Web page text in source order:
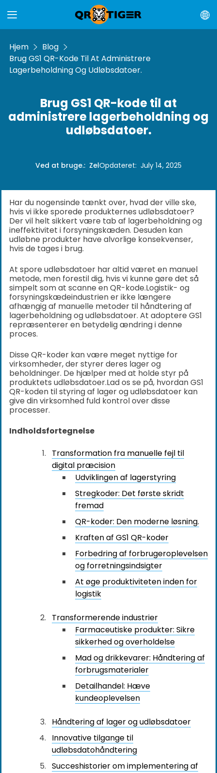
Hjem
Blog
Brug GS1 QR-Kode Til At Administrere
Lagerbeholdning Og Udløbsdatoer.
Brug GS1 QR-kode til at
administrere lagerbeholdning og
udløbsdatoer.
Ved at bruge.: ZelOpdateret: July 14, 2025
Har du nogensinde tænkt over, hvad der ville ske,
hvis vi ikke sporede produkternes udløbsdatoer?
Der vil helt sikkert være tab af lagerbeholdning og
ineffektivitet i forsyningskæden. Desuden kan
udløbne produkter have alvorlige konsekvenser,
hvis de tages i brug.
At spore udløbsdatoer har altid været en manuel
metode, men forestil dig, hvis vi kunne gøre det så
simpelt som at scanne en QR-kode.Logistik- og
forsyningskædeindustrien er ikke længere
afhængig af manuelle metoder til håndtering af
lagerbeholdning og udløbsdatoer. At adoptere GS1
repræsenterer en betydelig ændring i denne
proces.
Disse QR-koder kan være meget nyttige for
virksomheder, der styrer deres lager og
beholdninger. De hjælper med at holde styr på
produktets udløbsdatoer.Lad os se på, hvordan GS1
QR-koden til styring af lager og udløbsdatoer kan
give din virksomhed fuld kontrol over disse
processer.
Indholdsfortegnelse
Transformation fra manuelle fejl til
digital præcision
Udviklingen af lagerstyring
Stregkoder: Det første skridt
fremad
QR-koder: Den moderne løsning.
Kraften af GS1 QR-koder
Forbedring af forbrugeroplevelsen
og forretningsindsigter
At øge produktiviteten inden for
logistik
Transformerende industrier
Farmaceutiske produkter: Sikre
sikkerhed og overholdelse
Mad og drikkevarer: Håndtering af
forbrugsmaterialer
Detailhandel: Hæve
kundeoplevelsen
Håndtering af lager og udløbsdatoer
Innovative tilgange til
udløbsdatohåndtering
Succeshistorier om implementering af